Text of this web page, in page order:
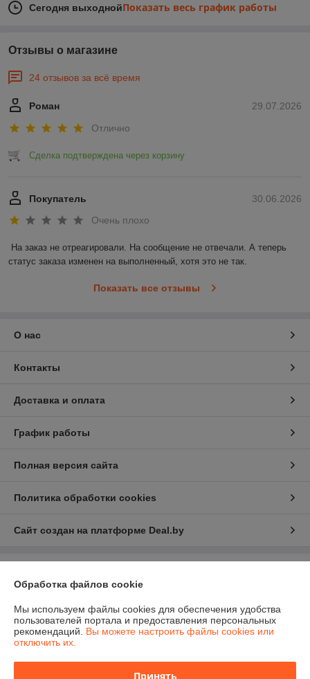
Сегодня выходнойПоказать весь график работы
Отзывы о магазине
24 отзывов за всё время
29.07.2026
Роман
Отлично
Сделка подтверждена через корзину
30.06.2026
Покупатель
Очень плохо
На заказ не отреагировали. На сообщение не отвечали. А теперь
статус заказа изменен на выполненный, хотя это не так.
Показать все отзывы
О нас
Контакты
Доставка и оплата
График работы
Полная версия сайта
Политика обработки cookies
Сайт создан на платформе Deal.by
220004, г. Минск, ул. Романовская Слобода д. 3А, оф. 317.
Регистрационный номер ЕГР: 190249531
Регистрационный орган: Минский горисполком
Обработка файлов cookie
Мы используем файлы cookies для обеспечения удобства
пользователей портала и предоставления персональных
рекомендаций. Вы можете настроить файлы cookies или
отключить их.
Принять